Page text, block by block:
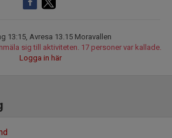
13:15, Avresa 13.15 Moravallen
sig till aktiviteten. 17 personer var kallade.
Logga in här